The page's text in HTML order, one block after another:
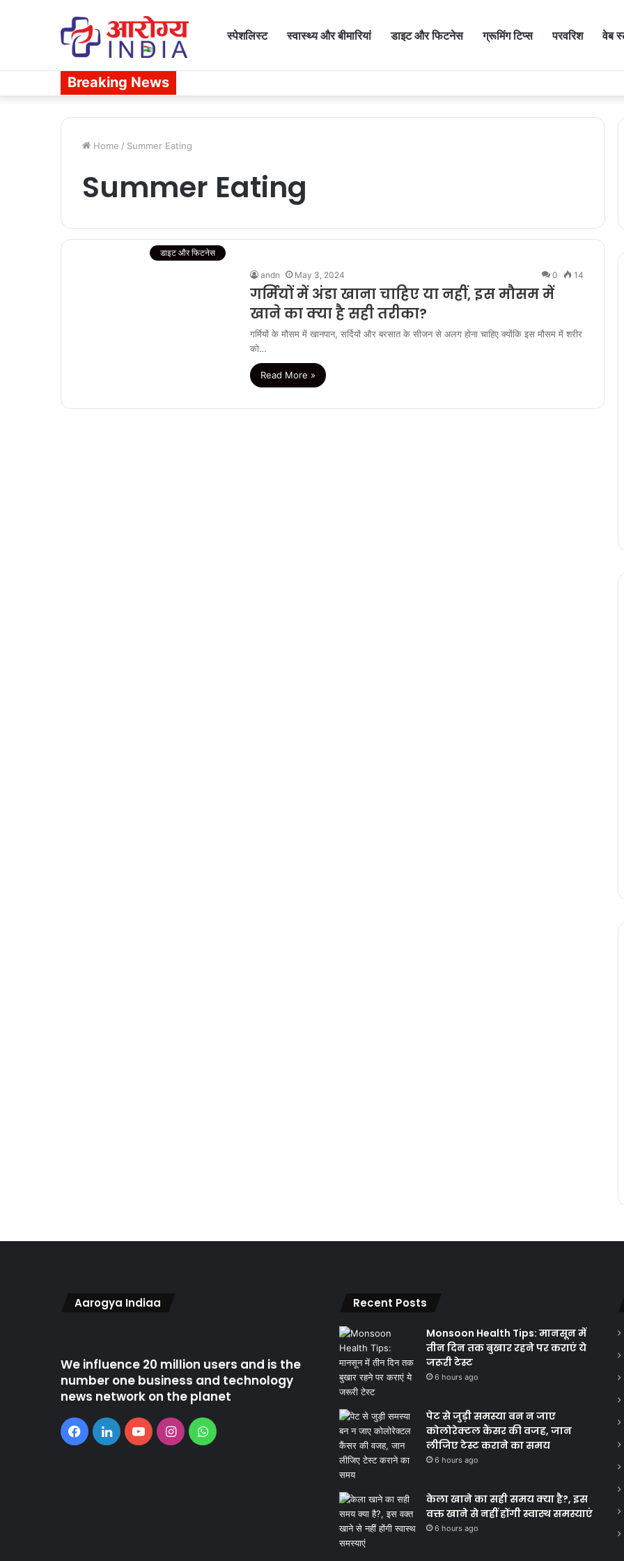
स्पेशलिस्ट स्वास्थ्य और बीमारियां डाइट और फिटनेस ग्रूमिंग टिप्स परवरिश वेब
Breaking News
Home / Summer Eating
Summer Eating
डाइट और फिटनेस
andn May 3, 2024 0 14
गर्मियों में अंडा खाना चाहिए या नहीं, इस मौसम में
खाने का क्या है सही तरीका?
गर्मियों के मौसम में खानपान, सर्दियों और बरसात के सीजन से अलग होना चाहिए क्योंकि इस मौसम में शरीर
को…
Read More »
Aarogya Indiaa
We influence 20 million users and is the
number one business and technology
news network on the planet
Facebook
LinkedInYouTubeInstagramWhatsApp
Recent Posts
Monsoon Health Tips: मानसून में
तीन दिन तक बुखार रहने पर कराएं ये
जरूरी टेस्ट
6 hours ago
पेट से जुड़ी समस्या बन न जाए
कोलोरेक्टल कैंसर की वजह, जान
लीजिए टेस्ट कराने का समय
6 hours ago
केला खाने का सही समय क्‍या है?, इस
वक्त खाने से नहीं होंगी स्वास्थ समस्याएं
6 hours ago